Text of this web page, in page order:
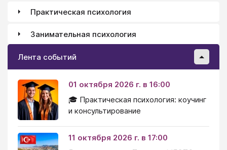
Практическая психология
Занимательная психология
Лента событий
01 октября 2026 г. в 16:00
🎓 Практическая психология: коучинг
и консультирование
11 октября 2026 г. в 17:00